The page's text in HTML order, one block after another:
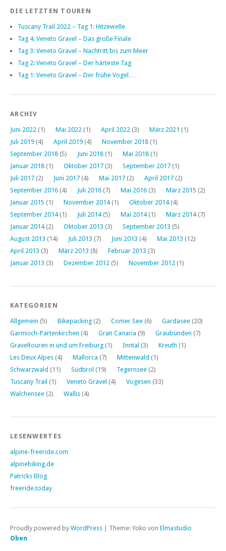
DIE LETZTEN TOUREN
Tuscany Trail 2022 – Tag 1: Hitzewelle
Tag 4: Veneto Gravel – Das große Finale
Tag 3: Veneto Gravel – Nachtritt bis zum Meer
Tag 2: Veneto Gravel – Der härteste Tag
Tag 1: Veneto Gravel – Der frühe Vogel…
ARCHIV
Juni 2022 (1) Mai 2022 (1) April 2022 (3) März 2021 (1)
Juli 2019 (4) April 2019 (4) November 2018 (1)
September 2018 (5) Juni 2018 (1) Mai 2018 (1)
Januar 2018 (1) Oktober 2017 (3) September 2017 (1)
Juli 2017 (2) Juni 2017 (4) Mai 2017 (2) April 2017 (2)
September 2016 (4) Juli 2016 (7) Mai 2016 (3) März 2015 (2)
Januar 2015 (1) November 2014(1) Oktober 2014(4)
September 2014(1) Juli 2014(5) Mai 2014(1) März 2014(7)
Januar 2014(2) Oktober 2013 (3) September 2013 (5)
August 2013 (14) Juli 2013 (7) Juni 2013 (4) Mai 2013 (12)
April 2013 (3) März 2013 (8) Februar 2013 (3)
Januar 2013 (3) Dezember 2012 (5) November 2012 (1)
KATEGORIEN
Allgemein (5) Bikepacking (2) Comer See (6) Gardasee (20)
Garmisch-Partenkirchen (4) Gran Canaria (9) Graubünden (7)
Graveltouren in und um Freiburg (1) Inntal (3) Kreuth (1)
Les Deux Alpes (4) Mallorca (7) Mittenwald (1)
Schwarzwald (11) Südtirol (19) Tegernsee (2)
Tuscany Trail (1) Veneto Gravel (4) Vogesen (33)
Walchensee (2) Wallis (4)
LESENWERTES
alpine-freeride.com
alpinebiking.de
Patricks Blog
freeride.today
Proudly powered by WordPress Theme: Yoko von Elmastudio
Oben